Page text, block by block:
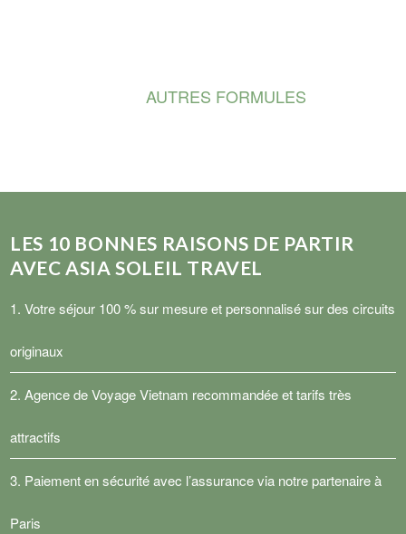
AUTRES FORMULES
LES 10 BONNES RAISONS DE PARTIR
AVEC ASIA SOLEIL TRAVEL
1. Votre séjour 100 % sur mesure et personnalisé sur des circuits
originaux
2.Agence de Voyage Vietnam recommandée et tarifs très
attractifs
3. Paiement en sécurité avec l’assurance via notre partenaire à
Paris